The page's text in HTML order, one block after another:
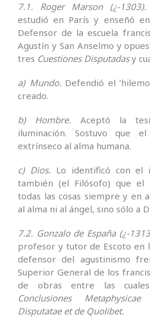
7.1. Roger Marson (¿-1303).
estudió en París y enseñó
Defensor de la escuela
Agustín y San Anselmo y
tres Cuestiones Disputadasy
a) Mundo. Defendió el
creado.
b) Hombre. Aceptó la
iluminación. Sostuvo que
extrínseco al alma humana.
c) Dios. Lo identificó con el
también (el Filósofo) que el
todas las cosas siempre y en
al alma ni al ángel, sino sólo a
7.2. Gonzalo de España (¿-
profesor y tutor de Escoto en
defensor del agustinismo
Superior General de los
de obras entre las cuales
Conclusiones Metaphysicae
Disputatae et de Quolibet.